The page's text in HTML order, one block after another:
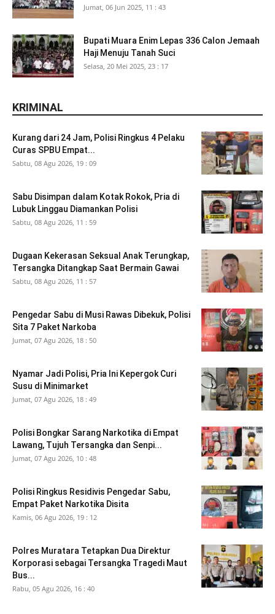
Jumat, 06 Jun 2025, 11 : 43
Bupati Muara Enim Lepas 336 Calon Jemaah
Haji Menuju Tanah Suci
Selasa, 20 Mei 2025, 23 : 17
KRIMINAL
Kurang dari 24 Jam, Polisi Ringkus 4 Pelaku
Curas SPBU Empat...
Sabtu, 08 Agu 2026, 19 : 09
Sabu Disimpan dalam Kotak Rokok, Pria di
Lubuk Linggau Diamankan Polisi
Sabtu, 08 Agu 2026, 11 : 59
Dugaan Kekerasan Seksual Anak Terungkap,
Tersangka Ditangkap Saat Bermain Gawai
Sabtu, 08 Agu 2026, 11 : 57
Pengedar Sabu di Musi Rawas Dibekuk, Polisi
Sita 7 Paket Narkoba
Jumat, 07 Agu 2026, 18 : 50
Nyamar Jadi Polisi, Pria Ini Kepergok Curi
Susu di Minimarket
Jumat, 07 Agu 2026, 18 : 49
Polisi Bongkar Sarang Narkotika di Empat
Lawang, Tujuh Tersangka dan Senpi...
Jumat, 07 Agu 2026, 10 : 48
Polisi Ringkus Residivis Pengedar Sabu,
Empat Paket Narkotika Disita
Kamis, 06 Agu 2026, 19 : 12
Polres Muratara Tetapkan Dua Direktur
Korporasi sebagai Tersangka Tragedi Maut
Bus...
Rabu, 05 Agu 2026, 16 : 40